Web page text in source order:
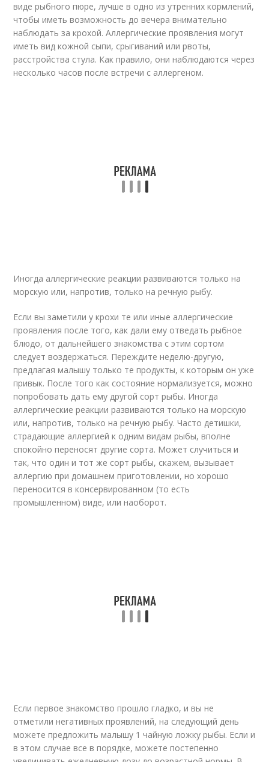
виде рыбного пюре, лучше в одно из утренних кормлений,
чтобы иметь возможность до вечера внимательно
наблюдать за крохой. Аллергические проявления могут
иметь вид кожной сыпи, срыгиваний или рвоты,
расстройства стула. Как правило, они наблюдаются через
несколько часов после встречи с аллергеном.
Иногда аллергические реакции развиваются только на
морскую или, напротив, только на речную рыбу.
Если вы заметили у крохи те или иные аллергические
проявления после того, как дали ему отведать рыбное
блюдо, от дальнейшего знакомства с этим сортом
следует воздержаться. Переждите неделю-другую,
предлагая малышу только те продукты, к которым он уже
привык. После того как состояние нормализуется, можно
попробовать дать ему другой сорт рыбы. Иногда
аллергические реакции развиваются только на морскую
или, напротив, только на речную рыбу. Часто детишки,
страдающие аллергией к одним видам рыбы, вполне
спокойно переносят другие сорта. Может случиться и
так, что один и тот же сорт рыбы, скажем, вызывает
аллергию при домашнем приготовлении, но хорошо
переносится в консервированном (то есть
промышленном) виде, или наоборот.
Если первое знакомство прошло гладко, и вы не
отметили негативных проявлений, на следующий день
можете предложить малышу 1 чайную ложку рыбы. Если и
в этом случае все в порядке, можете постепенно